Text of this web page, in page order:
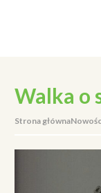
Walka o
Strona główna